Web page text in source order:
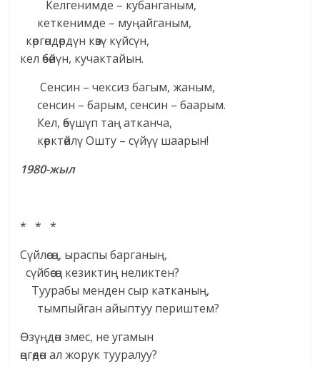
Келгенимде – кубанганым,
кеткенимде – муңайганым,
көргөндөрдүн көзү күйсүн,
кел өбөйүн, кучактайын.
Сенсин – чексиз багым, жаным,
сенсин – барым, сенсин – баарым.
Кел, өбүшүп таң атканча,
көрктөйлү Ошту – сүйүү шаарын!
1980-жыл
* * *
Сүйлөсөң, ыраспы барганың,
сүйбөсөң кезиктиң неликтен?
Туурабы менден сыр катканың,
тымпыйган айыптуу периштем?
Өзүңдөн эмес, не угамын
өңгөдөн ал жорук тууралуу?